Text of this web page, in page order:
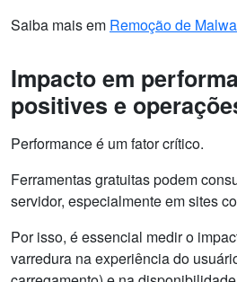
Saiba mais em Remoção de
Impacto em
positives e
Performance é um fator crítico.
Ferramentas gratuitas podem
servidor, especialmente em sites
Por isso, é essencial medir o
varredura na experiência do